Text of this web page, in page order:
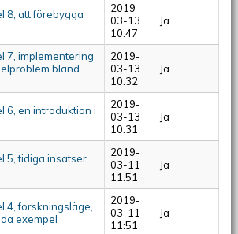
8, att förebygga
2019-
03-13
10:47
Ja
7, implementering
bland
2019-
03-13
10:32
Ja
6, en introduktion i
2019-
03-13
10:31
Ja
5, tidiga insatser
2019-
03-11
11:51
Ja
4, forskningsläge,
exempel
2019-
03-11
11:51
Ja